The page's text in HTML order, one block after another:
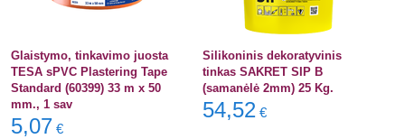
Glaistymo, tinkavimo juosta
TESA sPVC Plastering Tape
Standard (60399) 33 m x 50
mm., 1 sav
5,07 €
Silikoninis dekoratyvinis
tinkas SAKRET SIP B
(samanėlė 2mm) 25 Kg.
54,52 €